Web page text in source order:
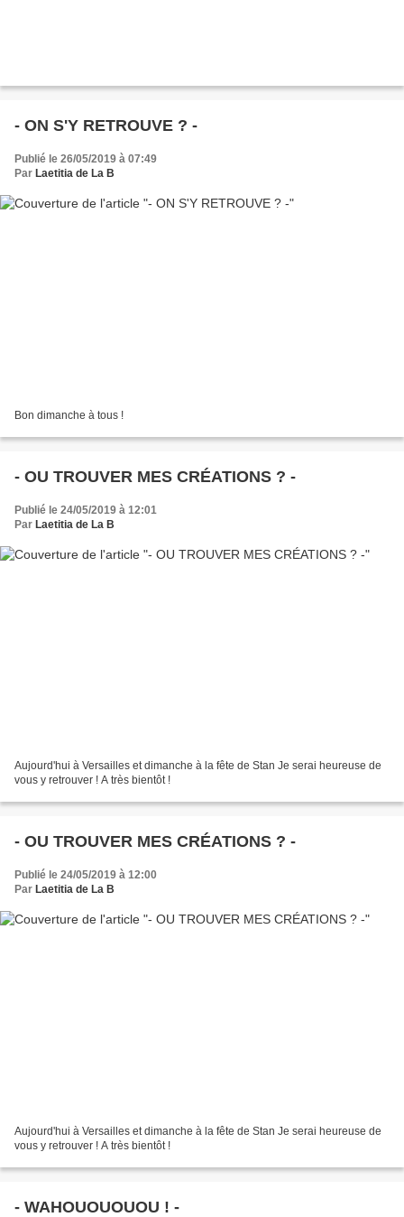
- ON S'Y RETROUVE ? -
Publié le 26/05/2019 à 07:49
Par Laetitia de La B
Bon dimanche à tous !
- OU TROUVER MES CRÉATIONS ? -
Publié le 24/05/2019 à 12:01
Par Laetitia de La B
Aujourd'hui à Versailles et dimanche à la fête de Stan Je serai heureuse de
vous y retrouver ! A très bientôt !
- OU TROUVER MES CRÉATIONS ? -
Publié le 24/05/2019 à 12:00
Par Laetitia de La B
Aujourd'hui à Versailles et dimanche à la fête de Stan Je serai heureuse de
vous y retrouver ! A très bientôt !
- WAHOUOUOUOU ! -